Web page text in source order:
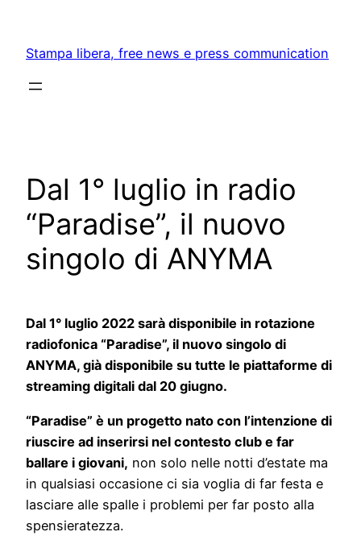
content
Stampa libera, free news e press communication
Dal 1° luglio in radio
“Paradise”, il nuovo
singolo di ANYMA
Dal 1° luglio 2022 sarà disponibile in rotazione
radiofonica “Paradise”, il nuovo singolo di
ANYMA, già disponibile su tutte le piattaforme di
streaming digitali dal 20 giugno.
“Paradise” è un progetto nato con l’intenzione di
riuscire ad inserirsi nel contesto club e far
ballare i giovani, non solo nelle notti d’estate ma
in qualsiasi occasione ci sia voglia di far festa e
lasciare alle spalle i problemi per far posto alla
spensieratezza.